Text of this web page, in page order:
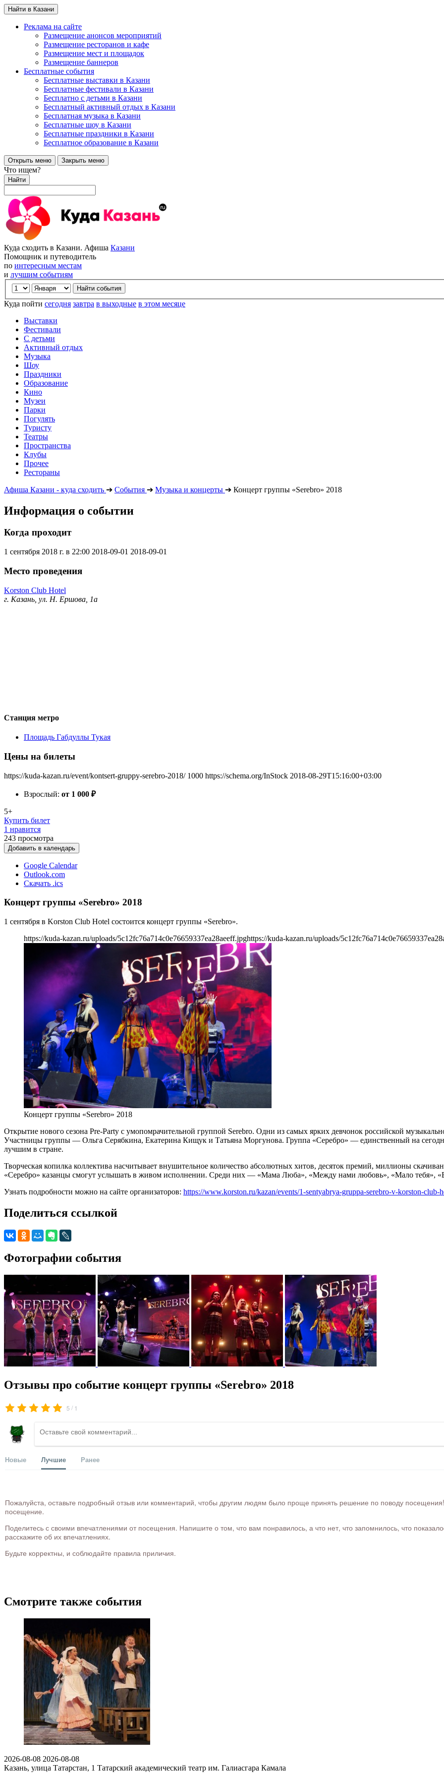
Найти в Казани
Реклама на сайте
Размещение анонсов мероприятий
Размещение ресторанов и кафе
Размещение мест и площадок
Размещение баннеров
Бесплатные события
Бесплатные выставки в Казани
Бесплатные фестивали в Казани
Бесплатно с детьми в Казани
Бесплатный активный отдых в Казани
Бесплатная музыка в Казани
Бесплатные шоу в Казани
Бесплатные праздники в Казани
Бесплатное образование в Казани
Открыть меню Закрыть меню
Что ищем?
Найти
Куда сходить в Казани. Афиша Казани
Помощник и путеводитель
по интересным местам
и лучшим событиям
Куда пойти сегодня завтра в выходные в этом месяце
Выставки
Фестивали
С детьми
Активный отдых
Музыка
Шоу
Праздники
Образование
Кино
Музеи
Парки
Погулять
Туристу
Театры
Пространства
Клубы
Прочее
Рестораны
Афиша Казани - куда сходить ➔ События ➔ Музыка и концерты ➔ Концерт группы «Serebro» 2018
Информация о событии
Когда проходит
1 сентября 2018 г. в 22:00 2018-09-01 2018-09-01
Место проведения
Korston Club Hotel
г. Казань, ул. Н. Ершова, 1а
Станция метро
Площадь Габдуллы Тукая
Цены на билеты
https://kuda-kazan.ru/event/kontsert-gruppy-serebro-2018/ 1000 https://schema.org/InStock 2018-08-29T15:16:00+03:00
Взрослый: от 1 000 ₽
5+
Купить билет
1 нравится
243 просмотра
Добавить в календарь
Google Calendar
Outlook.com
Скачать .ics
Концерт группы «Serebro» 2018
1 сентября в Korston Club Hotel состоится концерт группы «Serebro».
https://kuda-kazan.ru/uploads/5c12fc76a714c0e76659337ea28aeeff.jpghttps://kuda-kazan.ru/uploads/
Концерт группы «Serebro» 2018
Открытие нового сезона Pre-Party с умопомрачительной группой Serebro. Одни из самых ярких девчонок российской
Участницы группы — Ольга Серябкина, Екатерина Кищук и Татьяна Моргунова. Группа «Серебро» — единственный на
лучшим в стране.
Творческая копилка коллектива насчитывает внушительное количество абсолютных хитов, десяток премий, миллионы
«Серебро» казанцы смогут услышать в живом исполнении. Среди них — «Мама Люба», «Между нами любовь», «Мало тебя»,
Узнать подробности можно на сайте организаторов: https://www.korston.ru/kazan/events/1-sentyabrya-gruppa-serebro-v-korston-club-
Поделиться ссылкой
Фотографии события
Отзывы про событие концерт группы «Serebro» 2018
5 / 1
Новые Лучшие Ранее
Пожалуйста, оставьте подробный отзыв или комментарий, чтобы другим людям было проще принять решение по поводу посещения!
посещение.
Поделитесь с своими впечатлениями от посещения. Напишите о том, что вам понравилось, а что нет, что запомнилось, что
расскажите об их впечатлениях.
Будьте корректны, и соблюдайте правила приличия.
Смотрите также события
2026-08-08 2026-08-08
Казань, улица Татарстан, 1 Татарский академический театр им. Галиасгара Камала